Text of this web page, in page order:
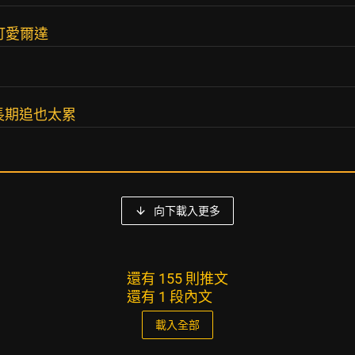
愛爾達
期追也太累
向下載入更多
還有 155 則推文
還有 1 段內文
載入全部